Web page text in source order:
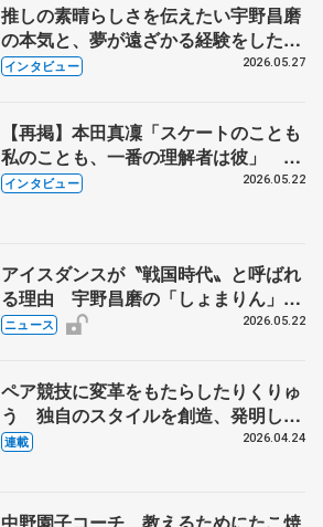
推しの素晴らしさを伝えたい宇野昌磨
の本気と、夢が遠ざかる経験をした本
田真凜の覚悟
インタビュー 2026.05.27
【再掲】本田真凜「スケートのことも
私のことも、一番の理解者は彼」 引
退時の単独インタビューで語った競技
インタビュー 2026.05.22
アイスダンスが〝戦国時代〟と呼ばれ
る理由 宇野昌磨の「しょまりん」ら
実力者が相次いで参戦 国内の競争激
ニュース 2026.05.22
ペア競技に変革をもたらしたりくりゅ
う 独自のスタイルを創造、発明した
【引退発表後②】
連載 2026.04.24